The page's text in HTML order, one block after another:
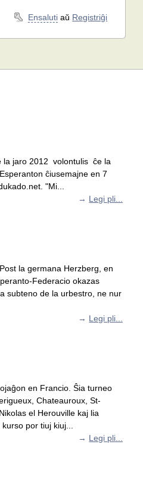
Ensaluti aŭ Registriĝi
la jaro 2012 volontulis ĉe la
ĉiusemajne en 7
"Mi...
→ Legi pli...
la germana Herzberg, en
Federacio okazas
subteno de la urbestro, ne nur
→ Legi pli...
en Francio. Ŝia turneo
Chateauroux, St-
el Herouville kaj lia
por tiuj kiuj...
→ Legi pli...